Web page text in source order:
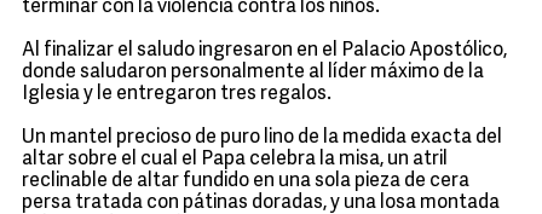
terminar con la violencia contra los niños.
Al finalizar el saludo ingresaron en el Palacio Apostólico,
donde saludaron personalmente al líder máximo de la
Iglesia y le entregaron tres regalos.
Un mantel precioso de puro lino de la medida exacta del
altar sobre el cual el Papa celebra la misa, un atril
reclinable de altar fundido en una sola pieza de cera
persa tratada con pátinas doradas, y una losa montada